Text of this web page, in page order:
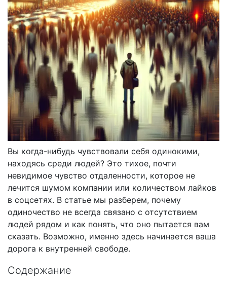
Вы когда-нибудь чувствовали себя одинокими,
находясь среди людей? Это тихое, почти
невидимое чувство отдаленности, которое не
лечится шумом компании или количеством лайков
в соцсетях. В статье мы разберем, почему
одиночество не всегда связано с отсутствием
людей рядом и как понять, что оно пытается вам
сказать. Возможно, именно здесь начинается ваша
дорога к внутренней свободе.
Содержание